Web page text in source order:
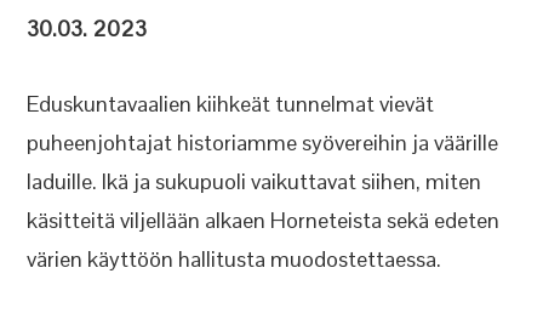
30.03. 2023
Eduskuntavaalien kiihkeät tunnelmat vievät
puheenjohtajat historiamme syövereihin ja väärille
laduille. Ikä ja sukupuoli vaikuttavat siihen, miten
käsitteitä viljellään alkaen Horneteista sekä edeten
värien käyttöön hallitusta muodostettaessa.